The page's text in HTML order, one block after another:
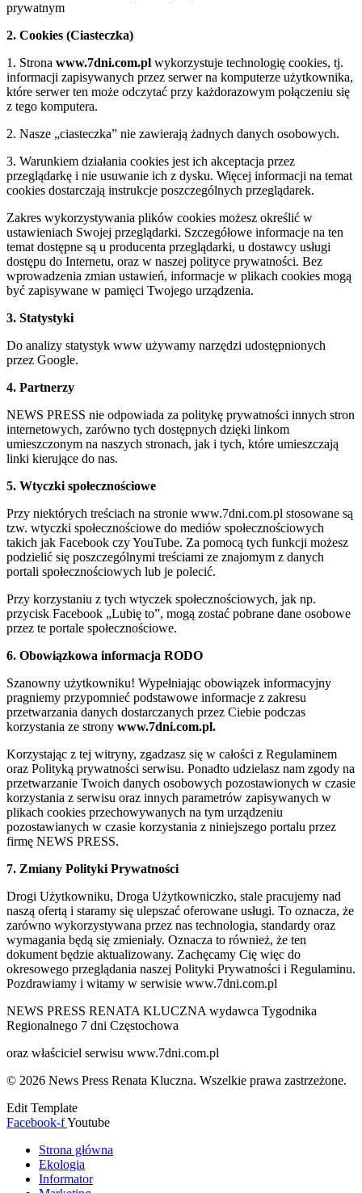
prywatnym
2. Cookies (Ciasteczka)
1. Strona www.7dni.com.pl wykorzystuje technologię cookies, tj.
informacji zapisywanych przez serwer na komputerze użytkownika,
które serwer ten może odczytać przy każdorazowym połączeniu się
z tego komputera.
2. Nasze „ciasteczka” nie zawierają żadnych danych osobowych.
3. Warunkiem działania cookies jest ich akceptacja przez
przeglądarkę i nie usuwanie ich z dysku. Więcej informacji na temat
cookies dostarczają instrukcje poszczególnych przeglądarek.
Zakres wykorzystywania plików cookies możesz określić w
ustawieniach Swojej przeglądarki. Szczegółowe informacje na ten
temat dostępne są u producenta przeglądarki, u dostawcy usługi
dostępu do Internetu, oraz w naszej polityce prywatności. Bez
wprowadzenia zmian ustawień, informacje w plikach cookies mogą
być zapisywane w pamięci Twojego urządzenia.
3. Statystyki
Do analizy statystyk www używamy narzędzi udostępnionych
przez Google.
4. Partnerzy
NEWS PRESS nie odpowiada za politykę prywatności innych stron
internetowych, zarówno tych dostępnych dzięki linkom
umieszczonym na naszych stronach, jak i tych, które umieszczają
linki kierujące do nas.
5. Wtyczki społecznościowe
Przy niektórych treściach na stronie www.7dni.com.pl stosowane są
tzw. wtyczki społecznościowe do mediów społecznościowych
takich jak Facebook czy YouTube. Za pomocą tych funkcji możesz
podzielić się poszczególnymi treściami ze znajomym z danych
portali społecznościowych lub je polecić.
Przy korzystaniu z tych wtyczek społecznościowych, jak np.
przycisk Facebook „Lubię to”, mogą zostać pobrane dane osobowe
przez te portale społecznościowe.
6. Obowiązkowa informacja RODO
Szanowny użytkowniku! Wypełniając obowiązek informacyjny
pragniemy przypomnieć podstawowe informacje z zakresu
przetwarzania danych dostarczanych przez Ciebie podczas
korzystania ze strony www.7dni.com.pl.
Korzystając z tej witryny, zgadzasz się w całości z Regulaminem
oraz Polityką prywatności serwisu. Ponadto udzielasz nam zgody na
przetwarzanie Twoich danych osobowych pozostawionych w czasie
korzystania z serwisu oraz innych parametrów zapisywanych w
plikach cookies przechowywanych na tym urządzeniu
pozostawianych w czasie korzystania z niniejszego portalu przez
firmę NEWS PRESS.
7. Zmiany Polityki Prywatności
Drogi Użytkowniku, Droga Użytkowniczko, stale pracujemy nad
naszą ofertą i staramy się ulepszać oferowane usługi. To oznacza, że
zarówno wykorzystywana przez nas technologia, standardy oraz
wymagania będą się zmieniały. Oznacza to również, że ten
dokument będzie aktualizowany. Zachęcamy Cię więc do
okresowego przeglądania naszej Polityki Prywatności i Regulaminu.
Pozdrawiamy i witamy w serwisie www.7dni.com.pl
NEWS PRESS RENATA KLUCZNA wydawca Tygodnika
Regionalnego 7 dni Częstochowa
oraz właściciel serwisu www.7dni.com.pl
© 2026 News Press Renata Kluczna. Wszelkie prawa zastrzeżone.
Edit Template
Facebook-fYoutube
Strona główna
Ekologia
Informator